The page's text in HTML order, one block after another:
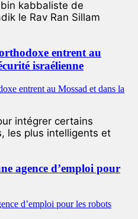
kabbaliste de
le Rav Ran Sillam
entrent au
israélienne
intégrer certains
les plus intelligents et
agence d’emploi pour